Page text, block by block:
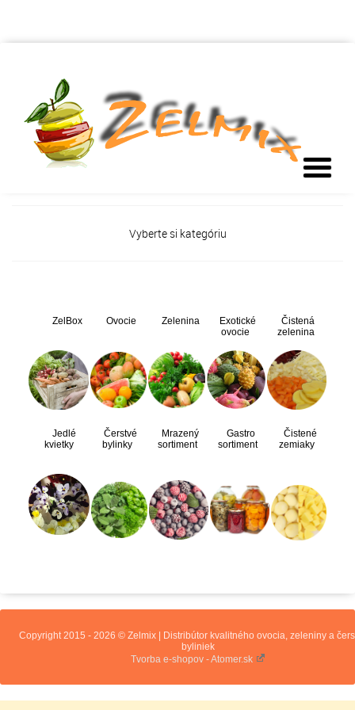
Vyberte si kategóriu
ZelBox Ovocie Zelenina
Exotické
ovocie
Čistená
zelenina
Jedlé
kvietky
Čerstvé
bylinky
Mrazený
sortiment
Gastro
sortiment
Čistené
zemiaky
Copyright 2015 - 2026 © Zelmix | Distribútor kvalitného ovocia, zeleniny a
byliniek
Tvorba e-shopov - Atomer.sk